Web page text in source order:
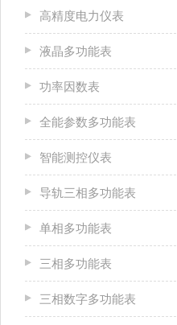
高精度电力仪表
液晶多功能表
功率因数表
全能参数多功能表
智能测控仪表
导轨三相多功能表
单相多功能表
三相多功能表
三相数字多功能表